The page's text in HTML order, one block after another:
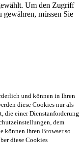
Um den Zugriff
gewähren, müssen Sie
und können in Ihren
diese Cookies nur als
die einer Dienstanforderung
dem
können Ihren Browser so
diese Cookies